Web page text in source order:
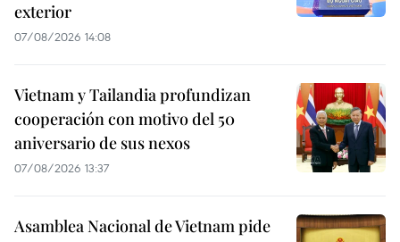
exterior
07/08/2026 14:08
Vietnam y Tailandia profundizan
cooperación con motivo del 50
aniversario de sus nexos
07/08/2026 13:37
Asamblea Nacional de Vietnam pide